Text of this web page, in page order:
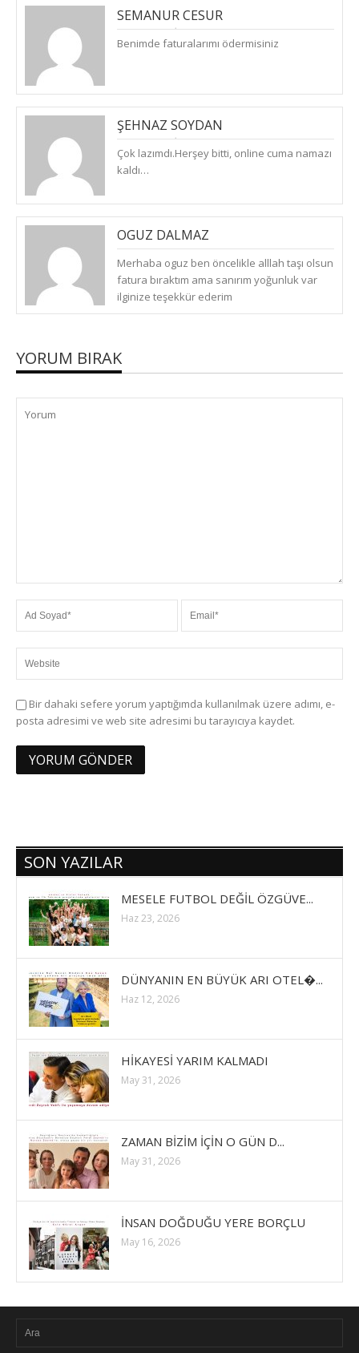
SEMANUR CESUR
(SALI, NISAN 28, 2020) CEVAPLA
Benimde faturalarımı ödermisiniz
ŞEHNAZ SOYDAN
(SALI, NISAN 28, 2020) CEVAPLA
Çok lazımdı.Herşey bitti, online cuma namazı
kaldı…
OGUZ DALMAZ
(PERŞEMBE, MAYIS 7, 2020)
CEVAPLA
Merhaba oguz ben öncelikle alllah taşı olsun
fatura bıraktım ama sanırım yoğunluk var
ilginize teşekkür ederim
YORUM BIRAK
Bir dahaki sefere yorum yaptığımda kullanılmak üzere adımı, e-
posta adresimi ve web site adresimi bu tarayıcıya kaydet.
SON YAZILAR
MESELE FUTBOL DEĞİL ÖZGÜVE...
Haz 23, 2026
DÜNYANIN EN BÜYÜK ARI OTEL�...
Haz 12, 2026
HİKAYESİ YARIM KALMADI
May 31, 2026
ZAMAN BİZİM İÇİN O GÜN D...
May 31, 2026
İNSAN DOĞDUĞU YERE BORÇLU
May 16, 2026